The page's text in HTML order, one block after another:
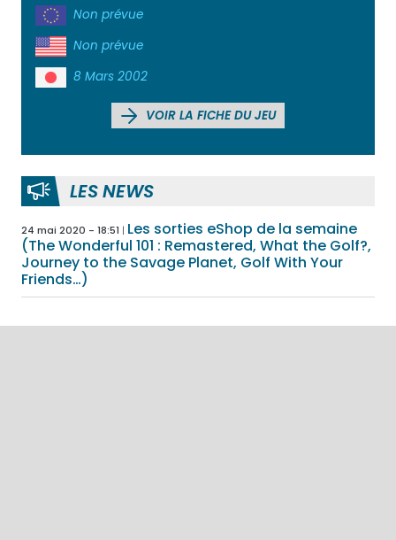
Non prévue
Non prévue
8 Mars 2002
VOIR LA FICHE DU JEU
LES NEWS
24 mai 2020 - 18:51
Les sorties eShop de la semaine
(The Wonderful 101 : Remastered, What the Golf?,
Journey to the Savage Planet, Golf With Your
Friends…)